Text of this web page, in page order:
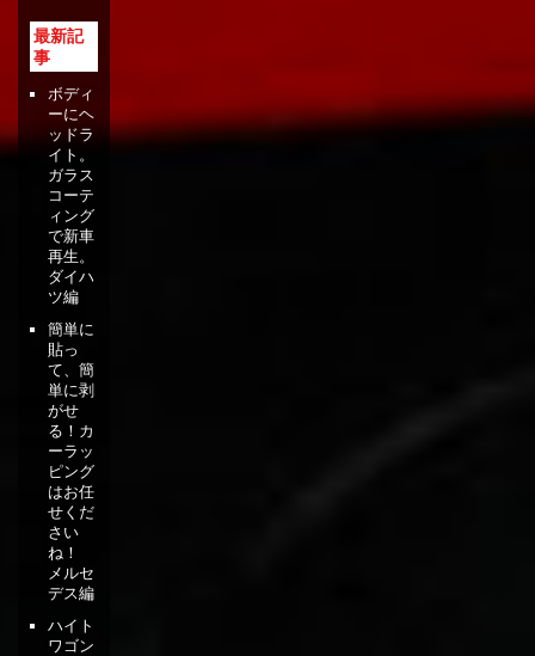
最新記
事
ボディ
ーにヘ
ッドラ
イト。
ガラス
コーテ
ィング
で新車
再生。
ダイハ
ツ編
簡単に
貼っ
て、簡
単に剥
がせ
る！カ
ーラッ
ピング
はお任
せくだ
さい
ね！
メルセ
デス編
ハイト
ワゴン